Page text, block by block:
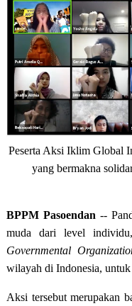
Peserta Aksi Iklim Global
yang bermakna
BPPM Pasoendan --
muda dari level
Governmental
wilayah di Indonesia,
Aksi tersebut merupakan